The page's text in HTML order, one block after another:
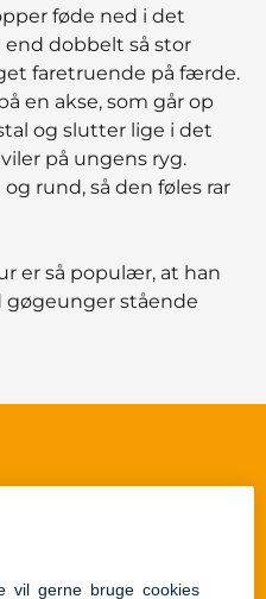
føde ned i det
dobbelt så stor
faretruende på færde.
en akse, som går op
og slutter lige i det
på ungens ryg.
rund, så den føles rar
er så populær, at han
gøgeunger stående